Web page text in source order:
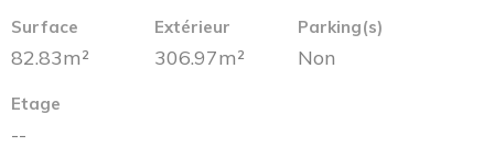
Surface
82.83m²
Extérieur
306.97m²
Parking(s)
Non
Etage
--